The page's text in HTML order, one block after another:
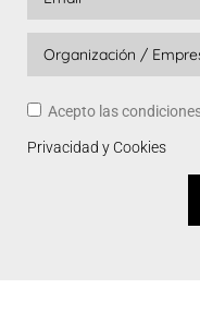
Acepto las
Privacidad y Cookies